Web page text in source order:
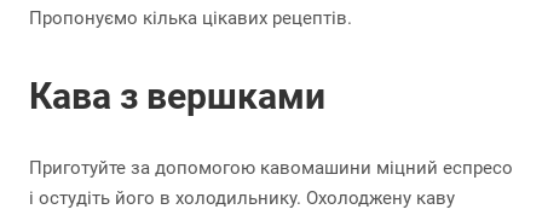
Пропонуємо кілька цікавих рецептів.
Кава з вершками
Приготуйте за допомогою кавомашини міцний еспресо
і остудіть його в холодильнику. Охолоджену каву